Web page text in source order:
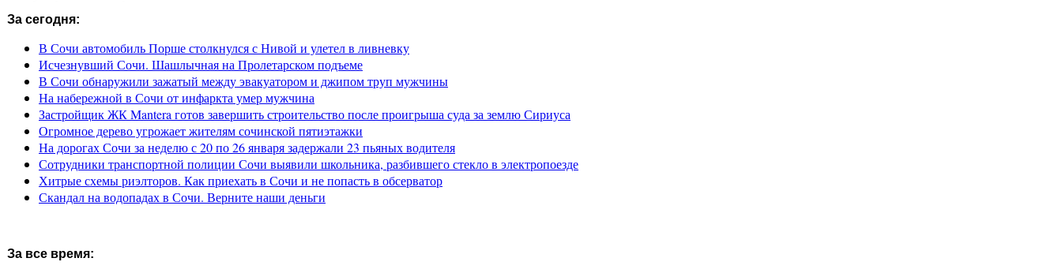
За сегодня:
В Сочи автомобиль Порше столкнулся с Нивой и улетел в ливневку
Исчезнувший Сочи. Шашлычная на Пролетарском подъеме
В Сочи обнаружили зажатый между эвакуатором и джипом труп мужчины
На набережной в Сочи от инфаркта умер мужчина
Застройщик ЖК Mantera готов завершить строительство после проигрыша суда за землю Сириуса
Огромное дерево угрожает жителям сочинской пятиэтажки
На дорогах Сочи за неделю с 20 по 26 января задержали 23 пьяных водителя
Сотрудники транспортной полиции Сочи выявили школьника, разбившего стекло в электропоезде
Хитрые схемы риэлторов. Как приехать в Сочи и не попасть в обсерватор
Скандал на водопадах в Сочи. Верните наши деньги
За все время: